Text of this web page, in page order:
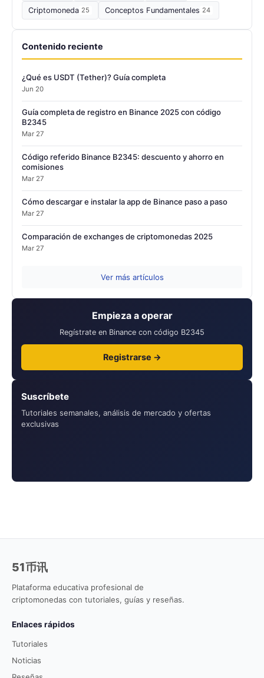
Criptomoneda 25 Conceptos Fundamentales 24
Contenido reciente
¿Qué es USDT (Tether)? Guía completa
Jun 20
Guía completa de registro en Binance 2025 con código
B2345
Mar 27
Código referido Binance B2345: descuento y ahorro en
comisiones
Mar 27
Cómo descargar e instalar la app de Binance paso a paso
Mar 27
Comparación de exchanges de criptomonedas 2025
Mar 27
Ver más artículos
Empieza a operar
Regístrate en Binance con código B2345
Registrarse →
Suscríbete
Tutoriales semanales, análisis de mercado y ofertas
exclusivas
51币讯
Plataforma educativa profesional de
criptomonedas con tutoriales, guías y reseñas.
Enlaces rápidos
Tutoriales
Noticias